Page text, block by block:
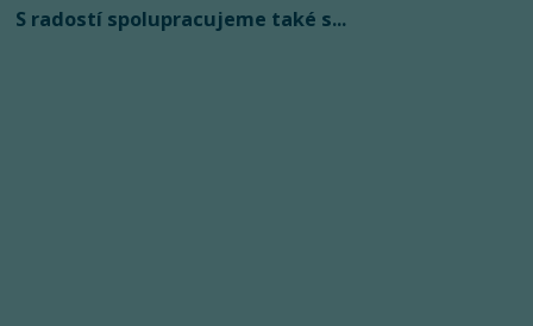
S radostí spolupracujeme také s...